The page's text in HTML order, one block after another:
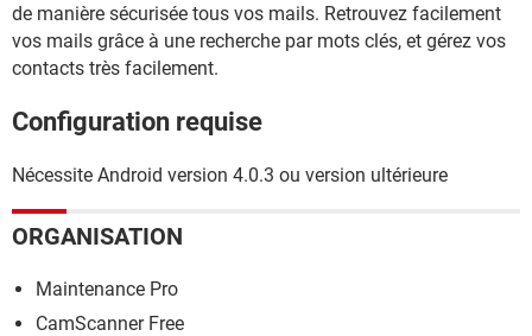
de manière sécurisée tous vos mails. Retrouvez facilement
vos mails grâce à une recherche par mots clés, et gérez vos
contacts très facilement.
Configuration requise
Nécessite Android version 4.0.3 ou version ultérieure
ORGANISATION
Maintenance Pro
CamScanner Free